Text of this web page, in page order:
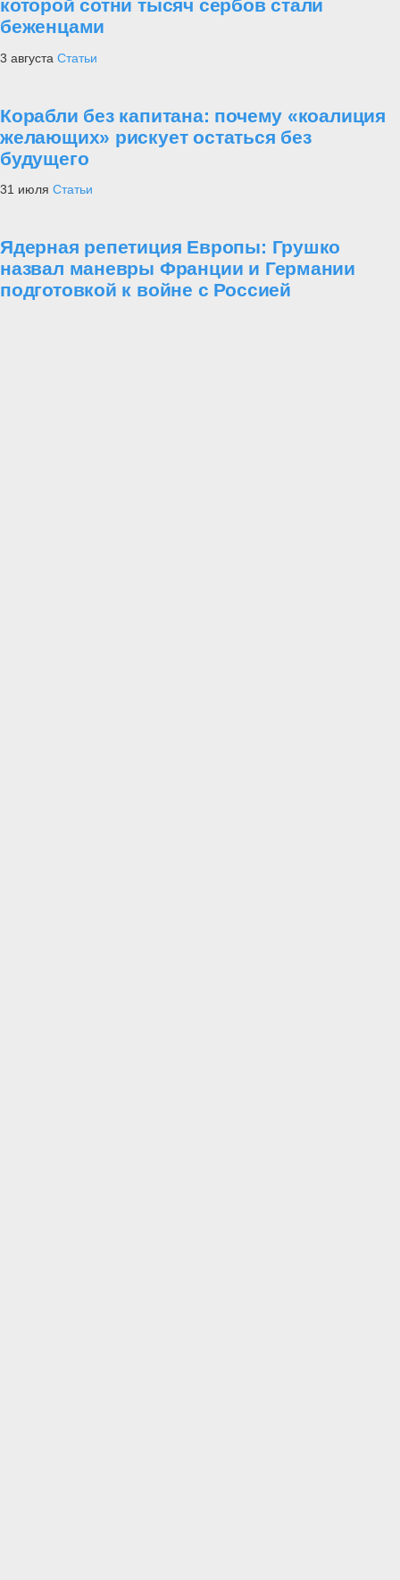
которой сотни тысяч сербов стали
беженцами
3 августа Статьи
Корабли без капитана: почему «коалиция
желающих» рискует остаться без
будущего
31 июля Статьи
Ядерная репетиция Европы: Грушко
назвал маневры Франции и Германии
подготовкой к войне с Россией